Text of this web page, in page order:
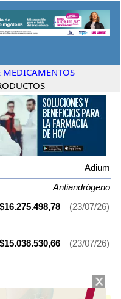
MEDICAMENTOS
Adium
Antiandrógeno
$16.275.498,78
(23/07/26)
$15.038.530,66
(23/07/26)